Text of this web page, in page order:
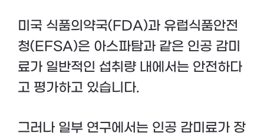
미국 식품의약국(FDA)과 유럽식품안전
청(EFSA)은 아스파탐과 같은 인공 감미
료가 일반적인 섭취량 내에서는 안전하다
고 평가하고 있습니다.
그러나 일부 연구에서는 인공 감미료가 장